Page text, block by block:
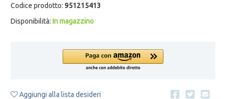
Codice prodotto: 951215413
Disponibilità: In magazzino
Aggiungi alla lista desideri